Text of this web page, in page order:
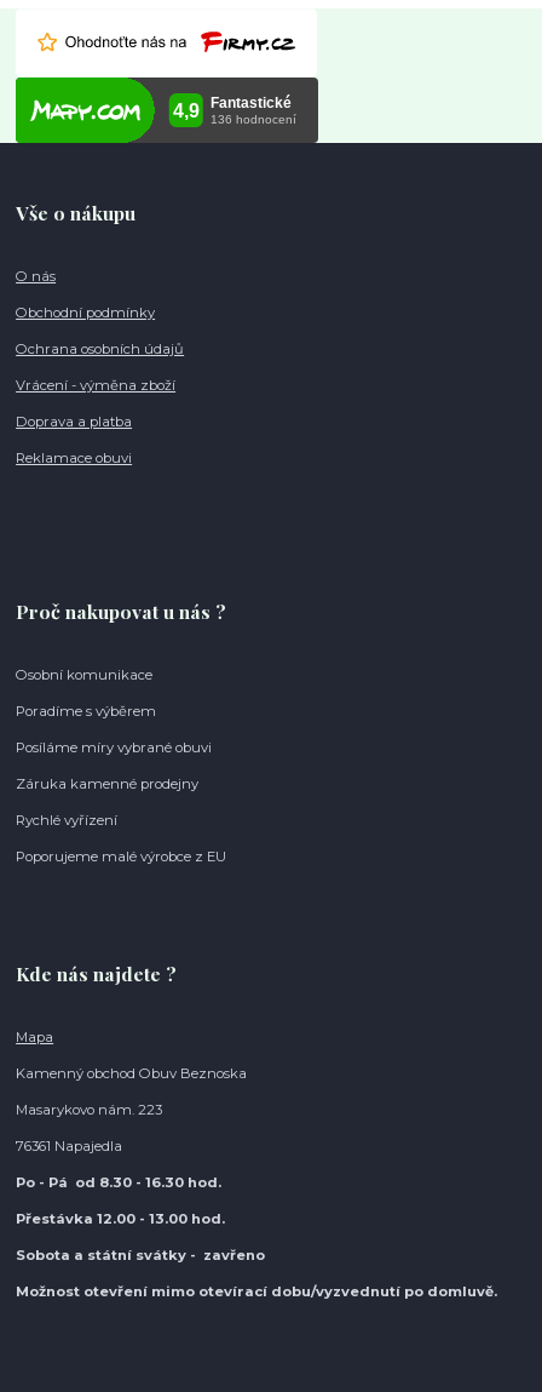
Vše o nákupu
O nás
Obchodní podmínky
Ochrana osobních údajů
Vrácení - výměna zboží
Doprava a platba
Reklamace obuvi
Proč nakupovat u nás ?
Osobní komunikace
Poradíme s výběrem
Posíláme míry vybrané obuvi
Záruka kamenné prodejny
Rychlé vyřízení
Poporujeme malé výrobce z EU
Kde nás najdete ?
Mapa
Kamenný obchod Obuv Beznoska
Masarykovo nám. 223
76361 Napajedla
Po - Pá od 8.30 - 16.30 hod.
Přestávka 12.00 - 13.00 hod.
Sobota a státní svátky - zavřeno
Možnost otevření mimo otevírací dobu/vyzvednutí po domluvě.